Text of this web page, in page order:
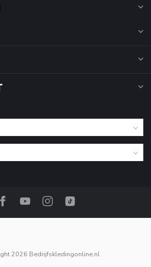
2026 Bedrijfskledingonline.nl